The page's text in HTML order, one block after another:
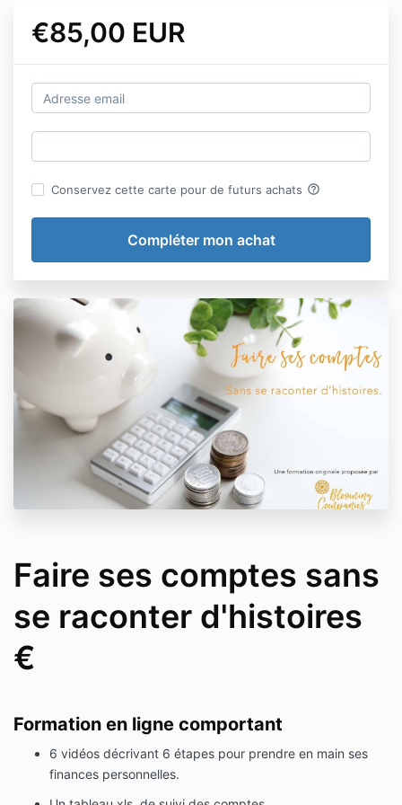
€85,00 EUR
Conservez cette carte pour de futurs achats help_outline
Faire ses comptes sans
se raconter d'histoires
€
Formation en ligne comportant
6 vidéos décrivant 6 étapes pour prendre en main ses
finances personnelles.